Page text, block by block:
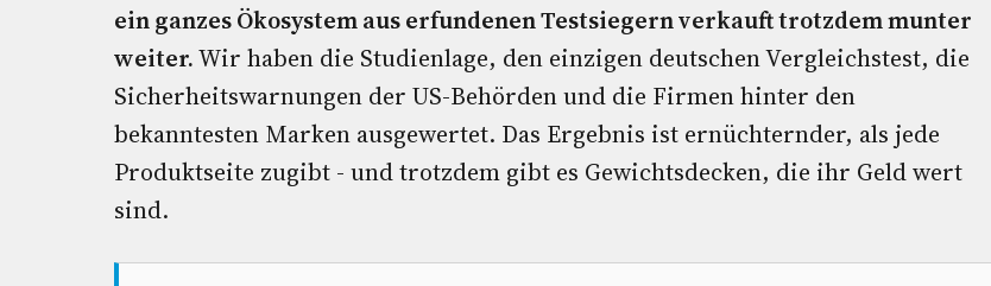
ein ganzes Ökosystem aus erfundenen Testsiegern verkauft trotzdem munter
weiter.Wir haben die Studienlage, den einzigen deutschen Vergleichstest, die
Sicherheitswarnungen der US-Behörden und die Firmen hinter den
bekanntesten Marken ausgewertet. Das Ergebnis ist ernüchternder, als jede
Produktseite zugibt - und trotzdem gibt es Gewichtsdecken, die ihr Geld wert
sind.